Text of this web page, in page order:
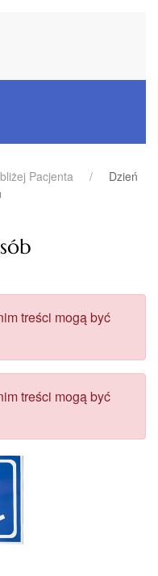
Pacjenta
Dzień
treści mogą być
treści mogą być